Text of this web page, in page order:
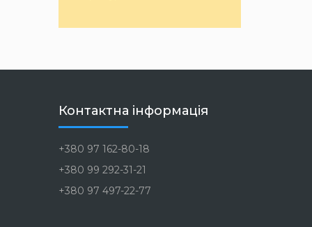
Контактна інформація
+380 97 162-80-18
+380 99 292-31-21
+380 97 497-22-77